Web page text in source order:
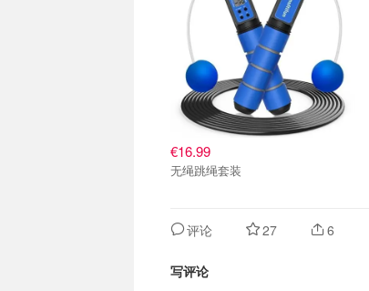
€16.99
无绳跳绳套装
评论 27 6
写评论